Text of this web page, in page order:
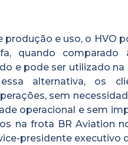
produção e uso, o HVO
quando
e pode ser utilizado
alternativa, os
sem
operacional e sem
na frota BR Aviation
presidente executivo